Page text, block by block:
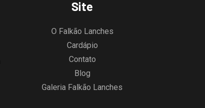
Site
O Falkão Lanches
Cardápio
Contato
Blog
Galeria Falkão Lanches